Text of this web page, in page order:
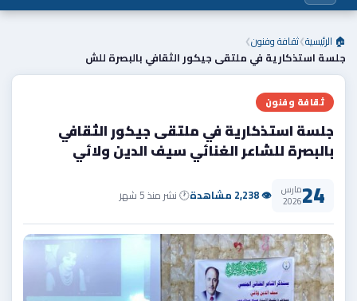
🏠 الرئيسية❯ثقافة وفنون❯
جلسة استذكارية في ملتقى جيكور الثقافي بالبصرة للش
ثقافة وفنون
جلسة استذكارية في ملتقى جيكور الثقافي
بالبصرة للشاعر الغنائي سيف الدين ولائي
24مارس
2026 👁 2,238 مشاهدة 🕐 نشر منذ 5 شهر